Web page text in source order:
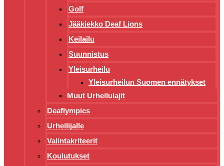
Golf
Jääkiekko Deaf Lions
Keilailu
Suunnistus
Yleisurheilu
Yleisurheilun Suomen ennätykset
Muut Urheilulajit
Deaflympics
Urheilijalle
Valintakriteerit
Koulutukset